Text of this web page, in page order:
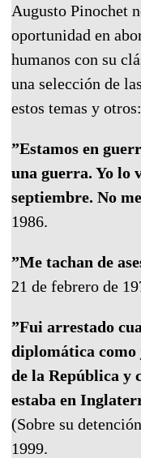
Augusto Pinochet
oportunidad en
humanos con su
una selección de
estos temas y otros:
”Estamos en
una guerra. Yo lo
septiembre. No
1986.
”Me tachan de
21 de febrero de
”Fui arrestado
diplomática como
de la República y
estaba en
(Sobre su
1999.